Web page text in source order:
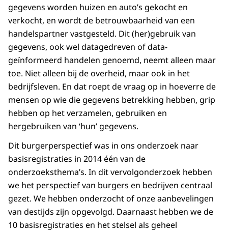
gegevens worden huizen en auto’s gekocht en
verkocht, en wordt de betrouwbaarheid van een
handelspartner vastgesteld. Dit (her)gebruik van
gegevens, ook wel datagedreven of data-
geïnformeerd handelen genoemd, neemt alleen maar
toe. Niet alleen bij de overheid, maar ook in het
bedrijfsleven. En dat roept de vraag op in hoeverre de
mensen op wie die gegevens betrekking hebben, grip
hebben op het verzamelen, gebruiken en
hergebruiken van ‘hun’ gegevens.
Dit burgerperspectief was in ons onderzoek naar
basisregistraties in 2014 één van de
onderzoeksthema’s. In dit vervolgonderzoek hebben
we het perspectief van burgers en bedrijven centraal
gezet. We hebben onderzocht of onze aanbevelingen
van destijds zijn opgevolgd. Daarnaast hebben we de
10 basisregistraties en het stelsel als geheel